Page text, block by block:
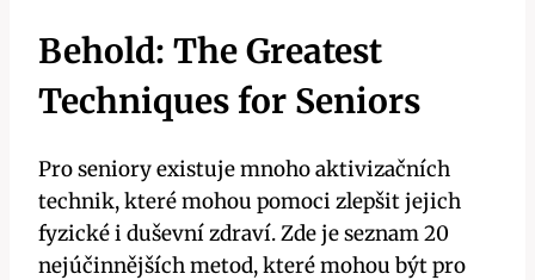
Behold: The Greatest
Techniques for Seniors
Pro seniory existuje mnoho aktivizačních
technik, které mohou pomoci zlepšit jejich
fyzické i duševní zdraví. Zde je seznam 20
nejúčinnějších metod, které mohou být pro